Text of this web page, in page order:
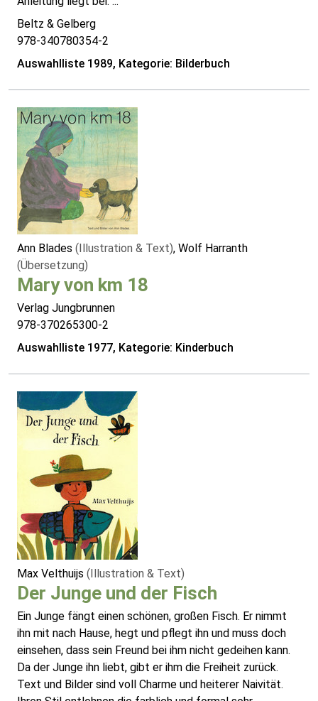
Beltz & Gelberg
978-340780354-2
Auswahlliste 1989, Kategorie: Bilderbuch
Ann Blades (Illustration & Text), Wolf Harranth
(Übersetzung)
Mary von km 18
Verlag Jungbrunnen
978-370265300-2
Auswahlliste 1977, Kategorie: Kinderbuch
Max Velthuijs (Illustration & Text)
Der Junge und der Fisch
Ein Junge fängt einen schönen, großen Fisch. Er nimmt
ihn mit nach Hause, hegt und pflegt ihn und muss doch
einsehen, dass sein Freund bei ihm nicht gedeihen kann.
Da der Junge ihn liebt, gibt er ihm die Freiheit zurück.
Text und Bilder sind voll Charme und heiterer Naivität.